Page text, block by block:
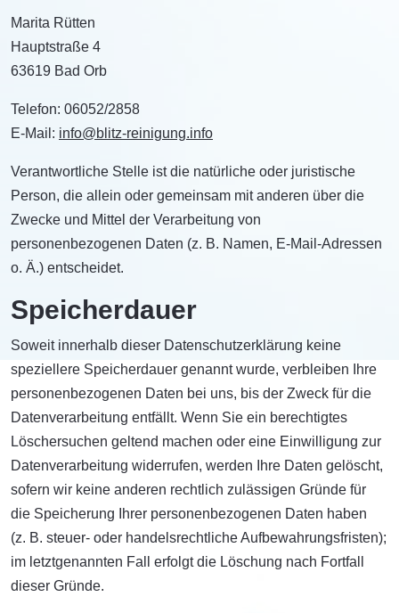
Marita Rütten
Hauptstraße 4
63619 Bad Orb
Telefon: 06052/2858
E-Mail: info@blitz-reinigung.info
Verantwortliche Stelle ist die natürliche oder juristische
Person, die allein oder gemeinsam mit anderen über die
Zwecke und Mittel der Verarbeitung von
personenbezogenen Daten (z. B. Namen, E-Mail-Adressen
o. Ä.) entscheidet.
Speicherdauer
Soweit innerhalb dieser Datenschutzerklärung keine
speziellere Speicherdauer genannt wurde, verbleiben Ihre
personenbezogenen Daten bei uns, bis der Zweck für die
Datenverarbeitung entfällt. Wenn Sie ein berechtigtes
Löschersuchen geltend machen oder eine Einwilligung zur
Datenverarbeitung widerrufen, werden Ihre Daten gelöscht,
sofern wir keine anderen rechtlich zulässigen Gründe für
die Speicherung Ihrer personenbezogenen Daten haben
(z. B. steuer- oder handelsrechtliche Aufbewahrungsfristen);
im letztgenannten Fall erfolgt die Löschung nach Fortfall
dieser Gründe.